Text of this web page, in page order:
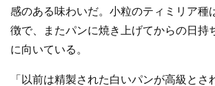
感のある味わいだ。小粒のティミリア種
徴で、またパンに焼き上げてからの日持
に向いている。
「以前は精製された白いパンが高級とさ